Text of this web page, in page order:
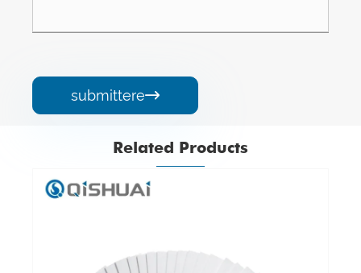
submittere
Related Products